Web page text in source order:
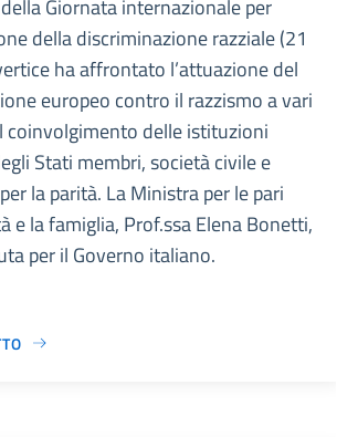
Giornata internazionale per
della discriminazione razziale (21
ha affrontato l’attuazione del
europeo contro il razzismo a vari
coinvolgimento delle istituzioni
Stati membri, società civile e
la parità. La Ministra per le pari
e la famiglia, Prof.ssa Elena Bonetti,
per il Governo italiano.